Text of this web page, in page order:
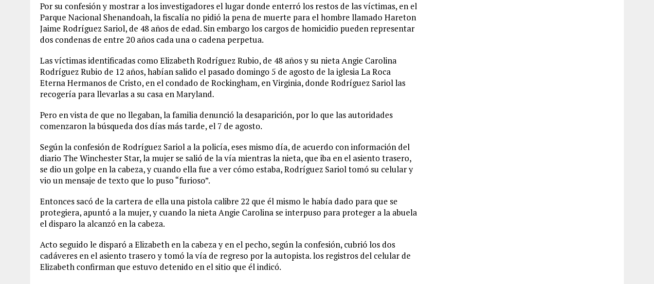
Por su confesión y mostrar a los investigadores el lugar donde enterró los restos de las víctimas, en el
Parque Nacional Shenandoah, la fiscalía no pidió la pena de muerte para el hombre llamado Hareton
Jaime Rodríguez Sariol, de 48 años de edad. Sin embargo los cargos de homicidio pueden representar
dos condenas de entre 20 años cada una o cadena perpetua.
Las víctimas identificadas como Elizabeth Rodríguez Rubio, de 48 años y su nieta Angie Carolina
Rodríguez Rubio de 12 años, habían salido el pasado domingo 5 de agosto de la iglesia La Roca
Eterna Hermanos de Cristo, en el condado de Rockingham, en Virginia, donde Rodríguez Sariol las
recogería para llevarlas a su casa en Maryland.
Pero en vista de que no llegaban, la familia denunció la desaparición, por lo que las autoridades
comenzaron la búsqueda dos días más tarde, el 7 de agosto.
Según la confesión de Rodríguez Sariol a la policía, eses mismo día, de acuerdo con información del
diario The Winchester Star, la mujer se salió de la vía mientras la nieta, que iba en el asiento trasero,
se dio un golpe en la cabeza, y cuando ella fue a ver cómo estaba, Rodríguez Sariol tomó su celular y
vio un mensaje de texto que lo puso “furioso”.
Entonces sacó de la cartera de ella una pistola calibre 22 que él mismo le había dado para que se
protegiera, apuntó a la mujer, y cuando la nieta Angie Carolina se interpuso para proteger a la abuela
el disparo la alcanzó en la cabeza.
Acto seguido le disparó a Elizabeth en la cabeza y en el pecho, según la confesión, cubrió los dos
cadáveres en el asiento trasero y tomó la vía de regreso por la autopista. los registros del celular de
Elizabeth confirman que estuvo detenido en el sitio que él indicó.